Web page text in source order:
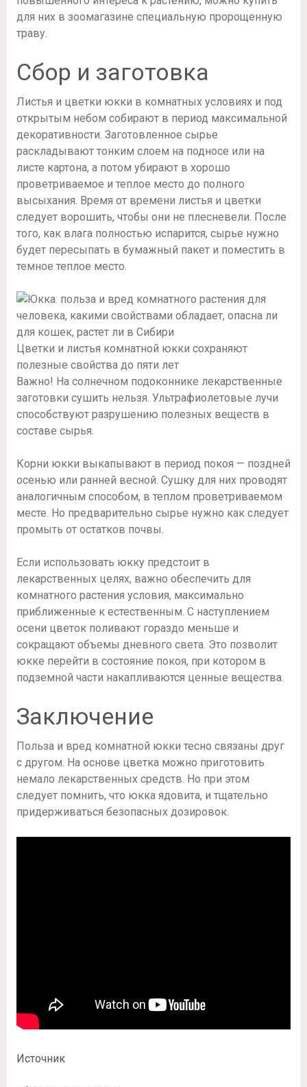
для них в зоомагазине специальную пророщенную
траву.
Сбор и заготовка
Листья и цветки юкки в комнатных условиях и под
открытым небом собирают в период максимальной
декоративности. Заготовленное сырье
раскладывают тонким слоем на подносе или на
листе картона, а потом убирают в хорошо
проветриваемое и теплое место до полного
высыхания. Время от времени листья и цветки
следует ворошить, чтобы они не плесневели. После
того, как влага полностью испарится, сырье нужно
будет пересыпать в бумажный пакет и поместить в
темное теплое место.
Цветки и листья комнатной юкки сохраняют
полезные свойства до пяти лет
Важно! На солнечном подоконнике лекарственные
заготовки сушить нельзя. Ультрафиолетовые лучи
способствуют разрушению полезных веществ в
составе сырья.
Корни юкки выкапывают в период покоя — поздней
осенью или ранней весной. Сушку для них проводят
аналогичным способом, в теплом проветриваемом
месте. Но предварительно сырье нужно как следует
промыть от остатков почвы.
Если использовать юкку предстоит в
лекарственных целях, важно обеспечить для
комнатного растения условия, максимально
приближенные к естественным. С наступлением
осени цветок поливают гораздо меньше и
сокращают объемы дневного света. Это позволит
юкке перейти в состояние покоя, при котором в
подземной части накапливаются ценные вещества.
Заключение
Польза и вред комнатной юкки тесно связаны друг
с другом. На основе цветка можно приготовить
немало лекарственных средств. Но при этом
следует помнить, что юкка ядовита, и тщательно
придерживаться безопасных дозировок.
Источник